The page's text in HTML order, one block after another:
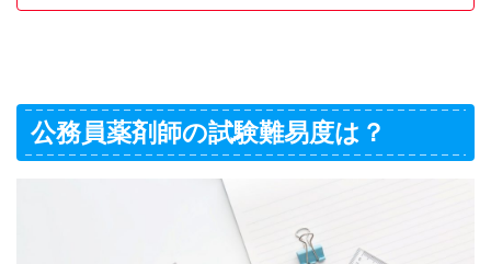
公務員薬剤師の試験難易度は？